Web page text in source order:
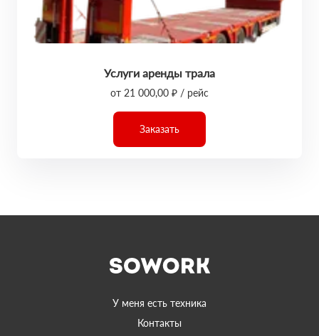
Услуги аренды трала
от 21 000,00 ₽ / рейс
Заказать
У меня есть техника
Контакты